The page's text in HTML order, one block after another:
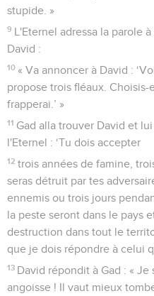
stupide. »
9 L'Eternel adressa la parole
David :
10 « Va annoncer à David :
propose trois fléaux.
frapperai.’ »
11 Gad alla trouver David et
l'Eternel : ‘Tu dois accepter
12 trois années de famine,
seras détruit par tes
ennemis ou trois jours
la peste seront dans le pays
destruction dans tout le
que je dois répondre à celui
13 David répondit à Gad : « Je
angoisse ! Il vaut mieux